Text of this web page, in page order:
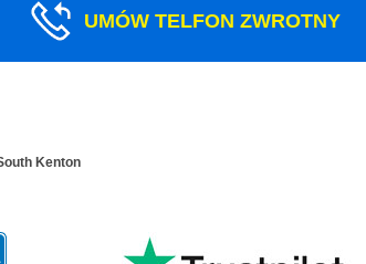
UMÓW TELFON ZWROTNY
Kenton